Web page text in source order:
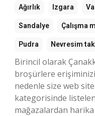
Ağırlık Izgara
Sandalye Çalışma
Pudra Nevresim
Birincil olarak
broşürlere
nedenle size web
kategorisinde
mağazalardan